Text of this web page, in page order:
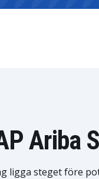
Ariba
ligga steget före